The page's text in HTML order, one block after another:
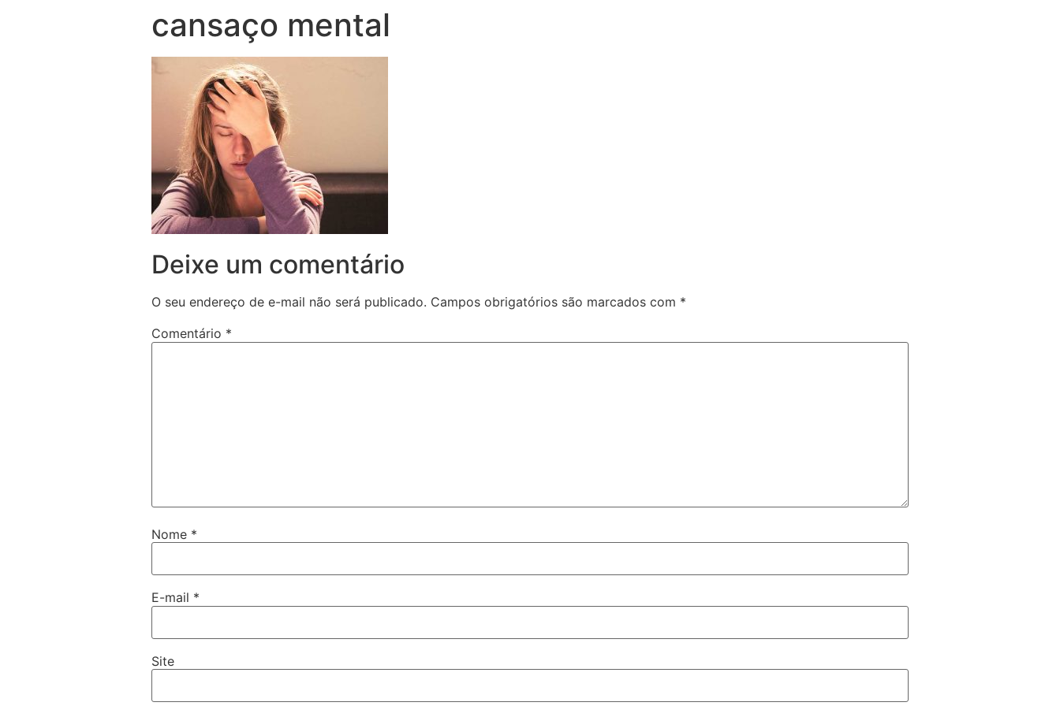
cansaço mental
Deixe um comentário
O seu endereço de e-mail não será publicado. Campos obrigatórios são marcados com *
Comentário *
Nome *
E-mail *
Site